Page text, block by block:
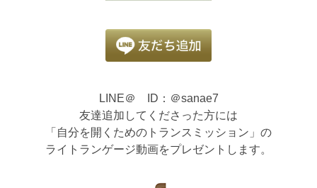
LINE＠ ID：＠sanae7
友達追加してくださった方には
「自分を開くためのトランスミッション」の
ライトランゲージ動画をプレゼントします。